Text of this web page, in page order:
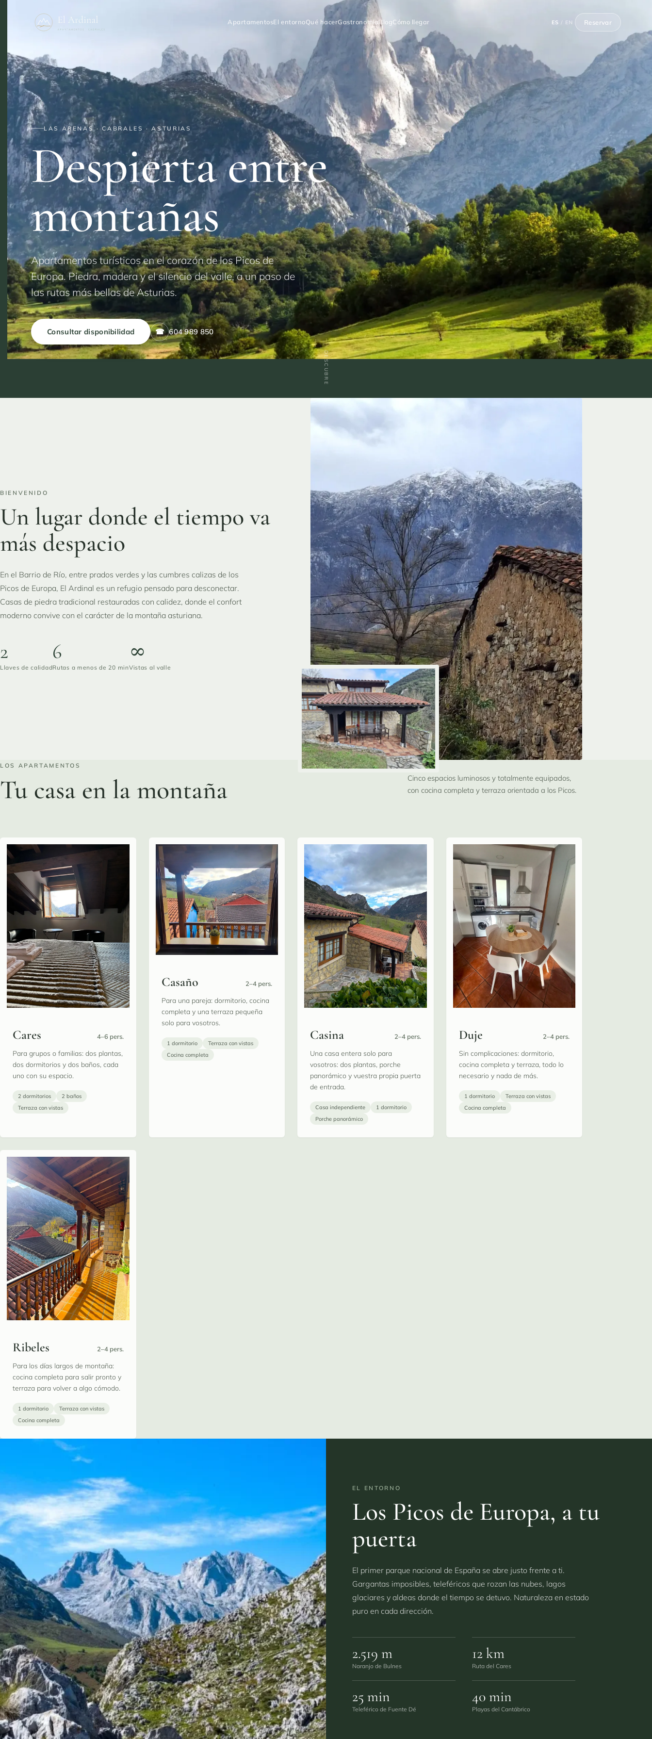
ApartamentosEl entornoQué hacerGastronomíaBlogCómo llegar ES / EN Reservar
LAS ARENAS · CABRALES · ASTURIAS
Despierta entre
montañas
Apartamentos turísticos en el corazón de los Picos de
Europa. Piedra, madera y el silencio del valle, a un paso de
las rutas más bellas de Asturias.
Consultar disponibilidad ☎ 604 989 850
DESCUBRE
BIENVENIDO
Un lugar donde el tiempo va
más despacio
En el Barrio de Río, entre prados verdes y las cumbres calizas de los
Picos de Europa, El Ardinal es un refugio pensado para desconectar.
Casas de piedra tradicional restauradas con calidez, donde el confort
moderno convive con el carácter de la montaña asturiana.
2
Llaves de calidad
6
Rutas a menos de 20 min
∞
Vistas al valle
LOS APARTAMENTOS
Tu casa en la montaña
Cinco espacios luminosos y totalmente equipados,
con cocina completa y terraza orientada a los Picos.
Cares 4–6 pers.
Para grupos o familias: dos plantas,
dos dormitorios y dos baños, cada
uno con su espacio.
2 dormitorios
2 baños
Terraza con vistas
Casaño 2–4 pers.
Para una pareja: dormitorio, cocina
completa y una terraza pequeña
solo para vosotros.
1 dormitorio
Terraza con vistas
Cocina completa
Casina 2–4 pers.
Una casa entera solo para
vosotros: dos plantas, porche
panorámico y vuestra propia puerta
de entrada.
Casa independiente
1 dormitorio
Porche panorámico
Duje 2–4 pers.
Sin complicaciones: dormitorio,
cocina completa y terraza, todo lo
necesario y nada de más.
1 dormitorio
Terraza con vistas
Cocina completa
Ribeles 2–4 pers.
Para los días largos de montaña:
cocina completa para salir pronto y
terraza para volver a algo cómodo.
1 dormitorio
Terraza con vistas
Cocina completa
EL ENTORNO
Los Picos de Europa, a tu
puerta
El primer parque nacional de España se abre justo frente a ti.
Gargantas imposibles, teleféricos que rozan las nubes, lagos
glaciares y aldeas donde el tiempo se detuvo. Naturaleza en estado
puro en cada dirección.
2.519 m
Naranjo de Bulnes
12 km
Ruta del Cares
25 min
Teleférico de Fuente Dé
40 min
Playas del Cantábrico